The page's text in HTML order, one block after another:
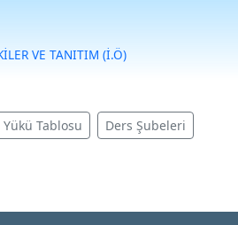
VE TANITIM (İ.Ö)
Yükü Tablosu Ders Şubeleri